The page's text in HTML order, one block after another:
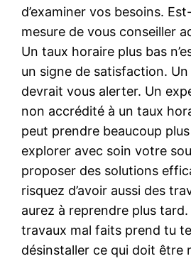
d’examiner vos besoins.
mesure de vous conseiller
Un taux horaire plus bas
un signe de satisfaction.
devrait vous alerter. Un
non accrédité à un taux
peut prendre beaucoup
explorer avec soin votre
proposer des solutions
risquez d’avoir aussi des
aurez à reprendre plus
travaux mal faits prend tu
désinstaller ce qui doit être